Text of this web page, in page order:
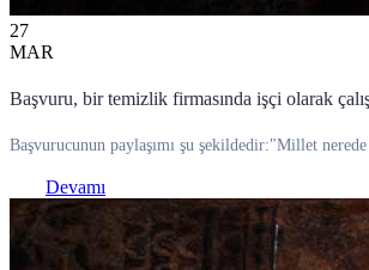
27
MAR
Başvuru, bir temizlik firmasında işçi olarak
Başvurucunun paylaşımı şu şekildedir:"Millet
Devamı